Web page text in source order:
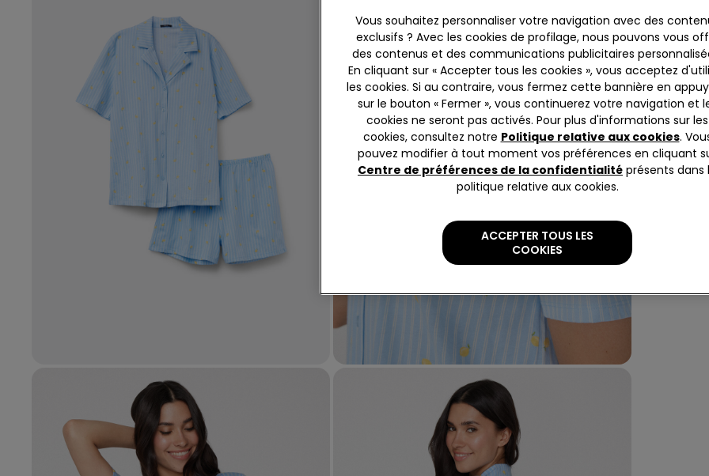
Pyjama
qui
la fois
et facile
En savoir
Vous souhaitez personnaliser votre navigation avec des
exclusifs ? Avec les cookies de profilage, nous pouvons vous
des contenus et des communications publicitaires
En cliquant sur « Accepter tous les cookies », vous acceptez
les cookies. Si au contraire, vous fermez cette bannière en
sur le bouton « Fermer », vous continuerez votre navigation et
cookies ne seront pas activés. Pour plus d'informations sur les
cookies, consultez notre Politique relative aux cookies.
pouvez modifier à tout moment vos préférences en cliquant
Centre de préférences de la confidentialité présents dans
politique relative aux cookies.
ACCEPTER TOUS LES
COOKIES